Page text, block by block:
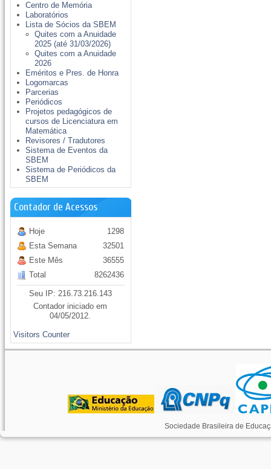
Centro de Memória
Laboratórios
Lista de Sócios da SBEM
Quites com a Anuidade
2025 (até 31/03/2026)
Quites com a Anuidade
2026
Eméritos e Pres. de Honra
Logomarcas
Parcerias
Periódicos
Projetos pedagógicos de
cursos de Licenciatura em
Matemática
Revisores / Tradutores
Sistema de Eventos da
SBEM
Sistema de Periódicos da
SBEM
Contador de Acessos
Hoje
Esta Semana
Este Mês
Total
1298
32501
36555
8262436
Seu IP: 216.73.216.143
Contador iniciado em
04/05/2012.
Visitors Counter
Sociedade Brasileira de